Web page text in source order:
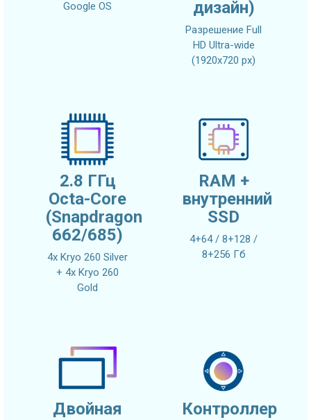
Google OS
дизайн)
Разрешение Full
HD Ultra-wide
(1920x720 px)
2.8 ГГц
Octa-Core
(Snapdragon
662/685)
4x Kryo 260 Silver
+ 4x Kryo 260
Gold
RAM +
внутренний
SSD
4+64 / 8+128 /
8+256 Гб
Двойная
Контроллер